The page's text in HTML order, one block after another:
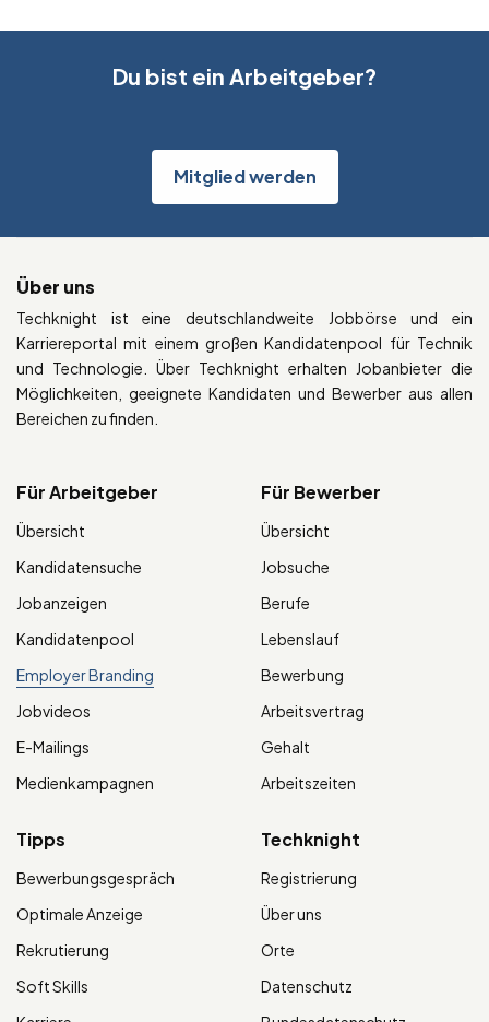
Du bist ein Arbeitgeber?
Mitglied werden
Über uns
Techknight ist eine deutschlandweite Jobbörse und ein
Karriereportal mit einem großen Kandidatenpool für Technik
und Technologie. Über Techknight erhalten Jobanbieter die
Möglichkeiten, geeignete Kandidaten und Bewerber aus allen
Bereichen zu finden.
Für Arbeitgeber
Übersicht
Kandidatensuche
Jobanzeigen
Kandidatenpool
Employer Branding
Jobvideos
E-Mailings
Medienkampagnen
Für Bewerber
Übersicht
Jobsuche
Berufe
Lebenslauf
Bewerbung
Arbeitsvertrag
Gehalt
Arbeitszeiten
Tipps
Bewerbungsgespräch
Optimale Anzeige
Rekrutierung
Soft Skills
Techknight
Registrierung
Über uns
Orte
Datenschutz